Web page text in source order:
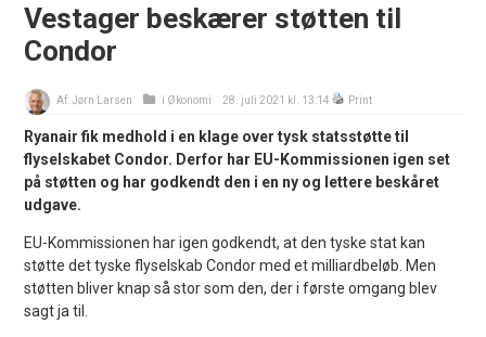
Vestager beskærer støtten til
Condor
Af:Jørn Larsen i Økonomi 28. juli 2021 kl. 13:14 Print
Ryanair fik medhold i en klage over tysk statsstøtte til
flyselskabet Condor. Derfor har EU-Kommissionen igen set
på støtten og har godkendt den i en ny og lettere beskåret
udgave.
EU-Kommissionen har igen godkendt, at den tyske stat kan
støtte det tyske flyselskab Condor med et milliardbeløb. Men
støtten bliver knap så stor som den, der i første omgang blev
sagt ja til.